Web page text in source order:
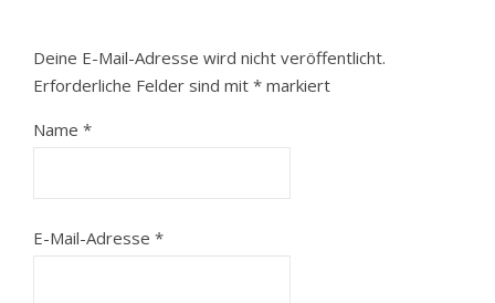
Deine E-Mail-Adresse wird nicht veröffentlicht.
Erforderliche Felder sind mit * markiert
Name *
E-Mail-Adresse *